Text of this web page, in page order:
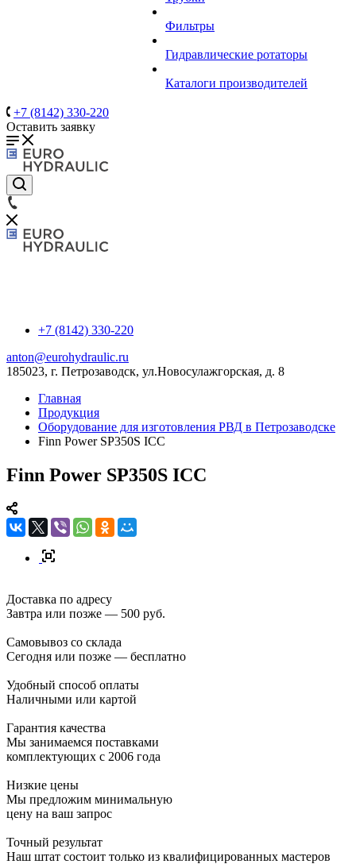
Фильтры
Гидравлические ротаторы
Каталоги производителей
+7 (8142) 330-220
Оставить заявку
+7 (8142) 330-220
anton@eurohydraulic.ru
185023, г. Петрозаводск, ул.Новосулажгорская, д. 8
Главная
Продукция
Оборудование для изготовления РВД в Петрозаводске
Finn Power SP350S ICC
Finn Power SP350S ICC
Доставка по адресу
Завтра или позже — 500 руб.
Самовывоз со склада
Сегодня или позже — бесплатно
Удобный способ оплаты
Наличными или картой
Гарантия качества
Мы занимаемся поставками
комплектующих с 2006 года
Низкие цены
Мы предложим минимальную
цену на ваш запрос
Точный результат
Наш штат состоит только из квалифицированных мастеров